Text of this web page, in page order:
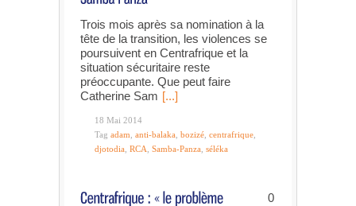
Trois mois après sa nomination à la
tête de la transition, les violences se
poursuivent en Centrafrique et la
situation sécuritaire reste
préoccupante. Que peut faire
Catherine Sam [...]
18 Mai 2014
Tag adam anti-balaka bozizé centrafrique
djotodia RCA Samba-Panza séléka
0